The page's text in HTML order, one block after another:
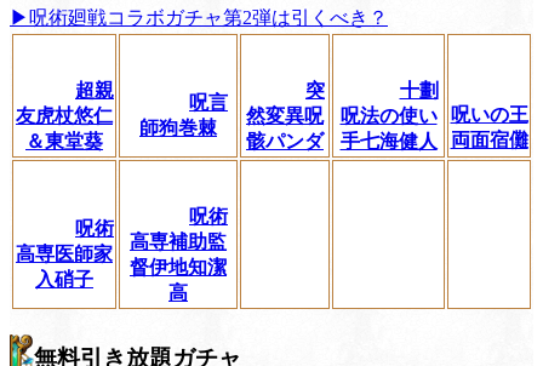
▶呪術廻戦コラボガチャ第2弾は引くべき？
超親
友虎杖悠仁
＆東堂葵
呪言
師狗巻棘
突
然変異呪
骸パンダ
十劃
呪法の使い
手七海健人
呪いの王
両面宿儺
呪術
高専医師家
入硝子
呪術
高専補助監
督伊地知潔
高
無料引き放題ガチャ